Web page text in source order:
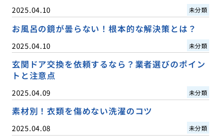
2025.04.10 未分類
お風呂の鏡が曇らない！根本的な解決策とは？
2025.04.10 未分類
玄関ドア交換を依頼するなら？業者選びのポイン
トと注意点
2025.04.09 未分類
素材別！衣類を傷めない洗濯のコツ
2025.04.08 未分類